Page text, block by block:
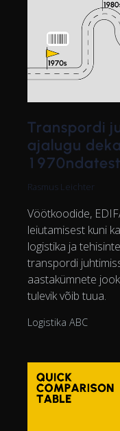
Transpordi
ajalugu
Rasmus Leichter
Vöötkoodide,
leiutamisest kuni
logistika ja
transpordi
aastakümnete
tulevik võib tuua.
Logistika ABC